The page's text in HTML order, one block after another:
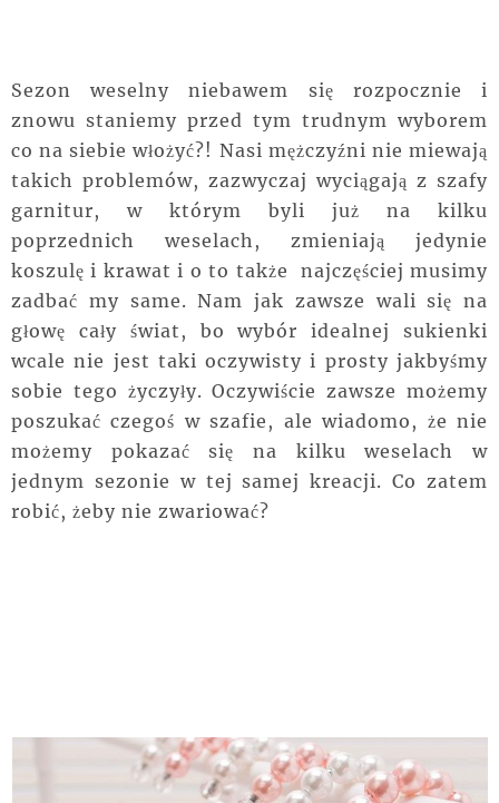
Sezon weselny niebawem się rozpocznie i
znowu staniemy przed tym trudnym wyborem
co na siebie włożyć?! Nasi mężczyźni nie miewają
takich problemów, zazwyczaj wyciągają z szafy
garnitur, w którym byli już na kilku
poprzednich weselach, zmieniają jedynie
koszulę i krawat i o to także najczęściej musimy
zadbać my same. Nam jak zawsze wali się na
głowę cały świat, bo wybór idealnej sukienki
wcale nie jest taki oczywisty i prosty jakbyśmy
sobie tego życzyły. Oczywiście zawsze możemy
poszukać czegoś w szafie, ale wiadomo, że nie
możemy pokazać się na kilku weselach w
jednym sezonie w tej samej kreacji. Co zatem
robić, żeby nie zwariować?